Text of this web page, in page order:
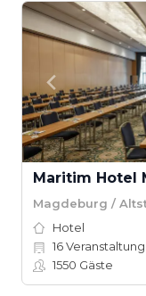
Maritim Hotel
Magdeburg /
Hotel
16
1550 Gäste